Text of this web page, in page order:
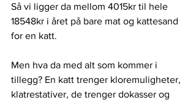
Så vi ligger da mellom 4015kr til hele
18548kr i året på bare mat og kattesand
for en katt.
Men hva da med alt som kommer i
tillegg? En katt trenger kloremuligheter,
klatrestativer, de trenger dokasser og